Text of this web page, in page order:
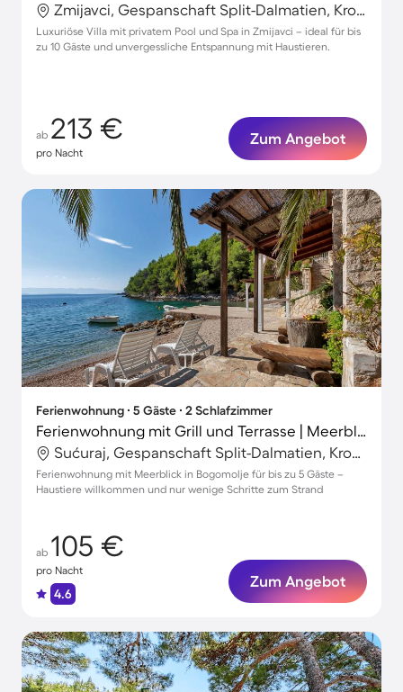
Zmijavci, Gespanschaft Split-Dalmatien, Kroatien
Luxuriöse Villa mit privatem Pool und Spa in Zmijavci – ideal für bis
zu 10 Gäste und unvergessliche Entspannung mit Haustieren.
ab 213 €
pro Nacht
Zum Angebot
Ferienwohnung ∙ 5 Gäste ∙ 2 Schlafzimmer
Ferienwohnung mit Grill und Terrasse | Meerblick
Sućuraj, Gespanschaft Split-Dalmatien, Kroatien
Ferienwohnung mit Meerblick in Bogomolje für bis zu 5 Gäste –
Haustiere willkommen und nur wenige Schritte zum Strand
ab 105 €
pro Nacht
4.6
Zum Angebot